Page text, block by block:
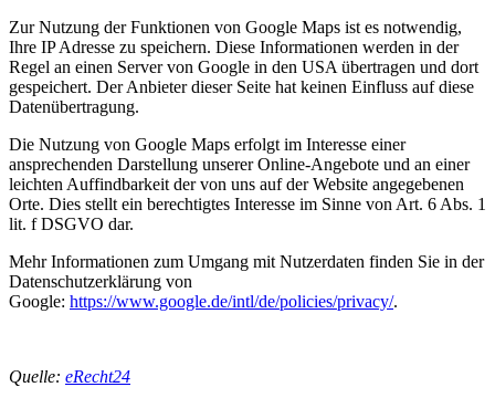
Zur Nutzung der Funktionen von Google Maps ist es notwendig,
Ihre IP Adresse zu speichern. Diese Informationen werden in der
Regel an einen Server von Google in den USA übertragen und dort
gespeichert. Der Anbieter dieser Seite hat keinen Einfluss auf diese
Datenübertragung.
Die Nutzung von Google Maps erfolgt im Interesse einer
ansprechenden Darstellung unserer Online-Angebote und an einer
leichten Auffindbarkeit der von uns auf der Website angegebenen
Orte. Dies stellt ein berechtigtes Interesse im Sinne von Art. 6 Abs. 1
lit. f DSGVO dar.
Mehr Informationen zum Umgang mit Nutzerdaten finden Sie in der
Datenschutzerklärung von
Google: https://www.google.de/intl/de/policies/privacy/.
Quelle: eRecht24